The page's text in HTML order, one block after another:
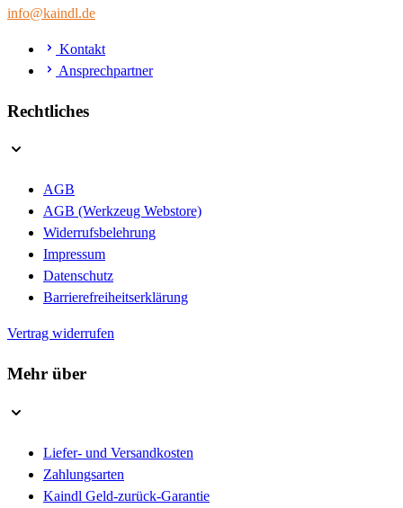
info@kaindl.de
Kontakt
Ansprechpartner
Rechtliches
AGB
AGB (Werkzeug Webstore)
Widerrufsbelehrung
Impressum
Datenschutz
Barrierefreiheitserklärung
Vertrag widerrufen
Mehr über
Liefer- und Versandkosten
Zahlungsarten
Kaindl Geld-zurück-Garantie